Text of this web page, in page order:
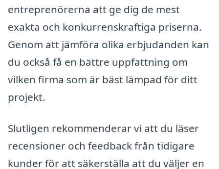
entreprenörerna att ge dig de mest
exakta och konkurrenskraftiga priserna.
Genom att jämföra olika erbjudanden kan
du också få en bättre uppfattning om
vilken firma som är bäst lämpad för ditt
projekt.
Slutligen rekommenderar vi att du läser
recensioner och feedback från tidigare
kunder för att säkerställa att du väljer en